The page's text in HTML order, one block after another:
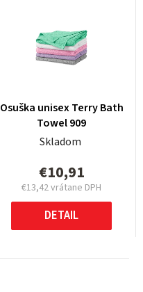
Osuška unisex Terry Bath
Towel 909
Skladom
€10,91
€13,42vrátane DPH
Jednotková
cena:
DETAIL